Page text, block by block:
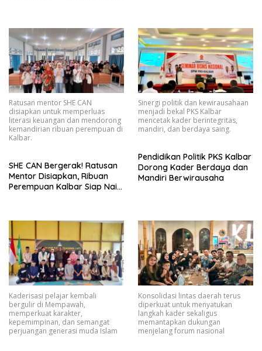
Ratusan mentor SHE CAN
disiapkan untuk memperluas
literasi keuangan dan mendorong
kemandirian ribuan perempuan di
Kalbar.
SHE CAN Bergerak! Ratusan
Mentor Disiapkan, Ribuan
Perempuan Kalbar Siap Naik
Sinergi politik dan kewirausahaan
menjadi bekal PKS Kalbar
mencetak kader berintegritas,
mandiri, dan berdaya saing.
Pendidikan Politik PKS Kalbar
Dorong Kader Berdaya dan
Mandiri Berwirausaha
Kaderisasi pelajar kembali
bergulir di Mempawah,
memperkuat karakter,
kepemimpinan, dan semangat
perjuangan generasi muda Islam
Konsolidasi lintas daerah terus
diperkuat untuk menyatukan
langkah kader sekaligus
memantapkan dukungan
menjelang forum nasional